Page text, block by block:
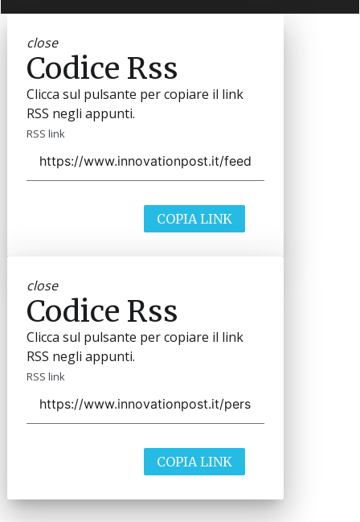
close
Codice Rss
Clicca sul pulsante per copiare il link
RSS negli appunti.
RSS link
COPIA LINK
close
Codice Rss
Clicca sul pulsante per copiare il link
RSS negli appunti.
RSS link
COPIA LINK